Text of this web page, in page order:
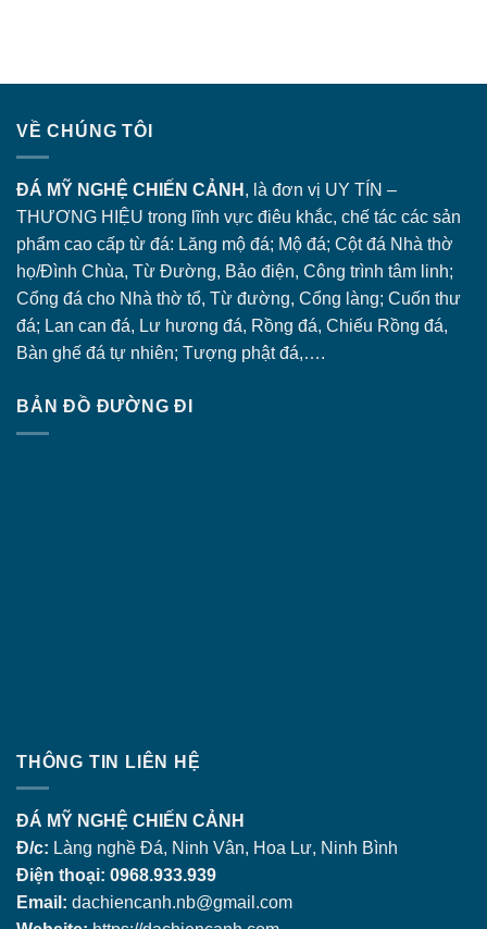
VỀ CHÚNG TÔI
ĐÁ MỸ NGHỆ CHIẾN CẢNH , là đơn vị UY TÍN –
THƯƠNG HIỆU trong lĩnh vực điêu khắc, chế tác các sản
phẩm cao cấp từ đá: Lăng mộ đá; Mộ đá; Cột đá Nhà thờ
họ/Đình Chùa, Từ Đường, Bảo điện, Công trình tâm linh;
Cổng đá cho Nhà thờ tổ, Từ đường, Cổng làng; Cuốn thư
đá; Lan can đá, Lư hương đá, Rồng đá, Chiếu Rồng đá,
Bàn ghế đá tự nhiên; Tượng phật đá,….
BẢN ĐỒ ĐƯỜNG ĐI
THÔNG TIN LIÊN HỆ
ĐÁ MỸ NGHỆ CHIẾN CẢNH
Đ/c: Làng nghề Đá, Ninh Vân, Hoa Lư, Ninh Bình
Điện thoại: 0968.933.939
Email: dachiencanh.nb@gmail.com